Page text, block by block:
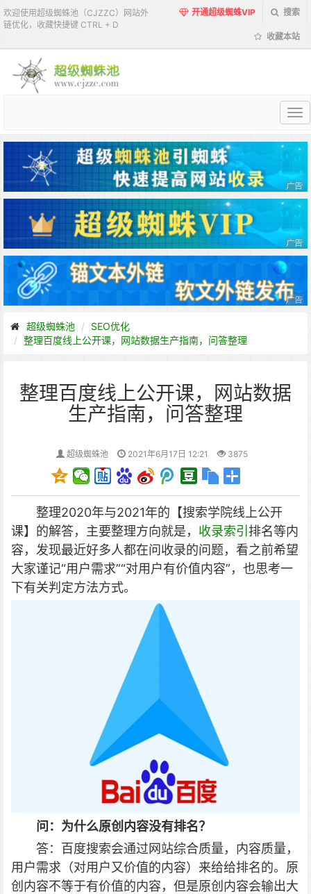
欢迎使用超级蜘蛛池（CJZZC）网站外
链优化，收藏快捷键 CTRL + D
开通超级蜘蛛VIP 搜索
收藏本站
超
蜘
蛛
池
超级蜘蛛池
SEO优化
整理百度线上公开课，网站数据生产指南，问答整理
整理百度线上公开课，网站数据
生产指南，问答整理
超级蜘蛛池 2021年6月17日 12:21 3875
整理2020年与2021年的【搜索学院线上公开
课】的解答，主要整理方向就是， 收录索引 排名等内
容，发现最近好多人都在问收录的问题，看之前希望
大家谨记“用户需求”“对用户有价值内容”，也思考一
下有关判定方法方式。
问：为什么原创内容没有排名？
答：百度搜索会通过网站综合质量，内容质量，
用户需求（对用户又价值的内容）来给给排名的。原
创内容不等于有价值的内容，但是原创内容会输出大